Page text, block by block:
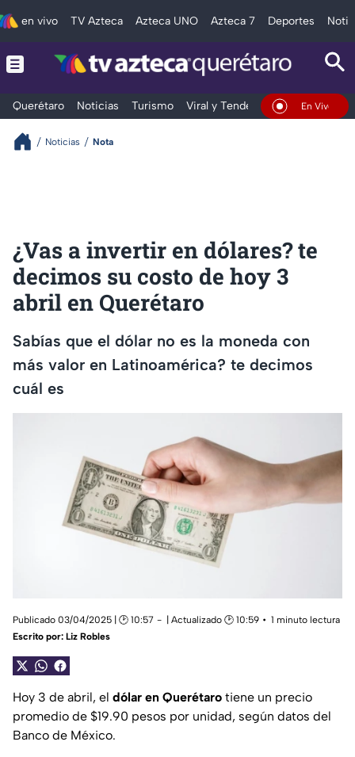
en vivo TV Azteca Azteca UNO Azteca 7 Deportes
Querétaro Noticias Turismo Viral y Tendencia Clima
En Vivo
Noticias Nota
¿Vas a invertir en dólares? te
decimos su costo de hoy 3
abril en Querétaro
Sabías que el dólar no es la moneda con
más valor en Latinoamérica? te decimos
cuál es
Publicado 03/04/2025 | 🕑 10:57 | Actualizado 🕑 10:59
1 minuto lectura
Escrito por: Liz Robles
Hoy 3 de abril, el dólar en Querétaro tiene un precio
promedio de $19.90 pesos por unidad, según datos del
Banco de México.